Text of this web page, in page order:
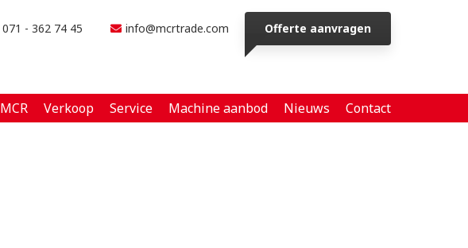
071 - 362 74 45 info@mcrtrade.com Offerte aanvragen
Verkoop Service Machine aanbod Nieuws Contact